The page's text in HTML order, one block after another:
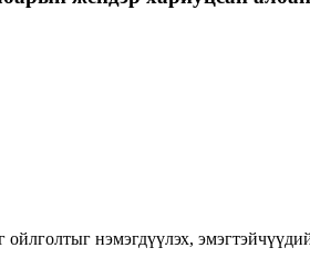
нэмэгдүүлэх,